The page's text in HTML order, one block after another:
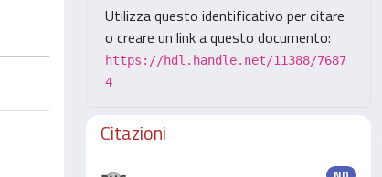
Utilizza questo identificativo per citare
o creare un link a questo documento:
https://hdl.handle.net/11388/7687
4
Citazioni